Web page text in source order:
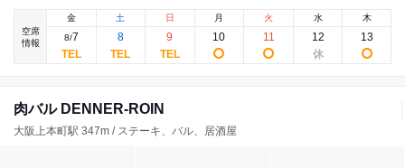
空席
情報
金
8/7
土
8
日
9
月
10
火
11
水
12
木
13
肉バル DENNER-ROIN
大阪上本町駅 347m / ステーキ、バル、居酒屋